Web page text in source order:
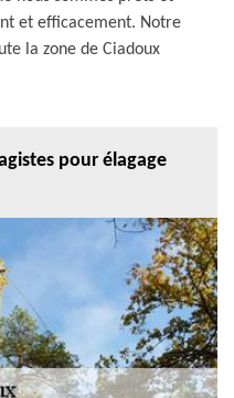
et efficacement. Notre
la zone de Ciadoux
pour élagage